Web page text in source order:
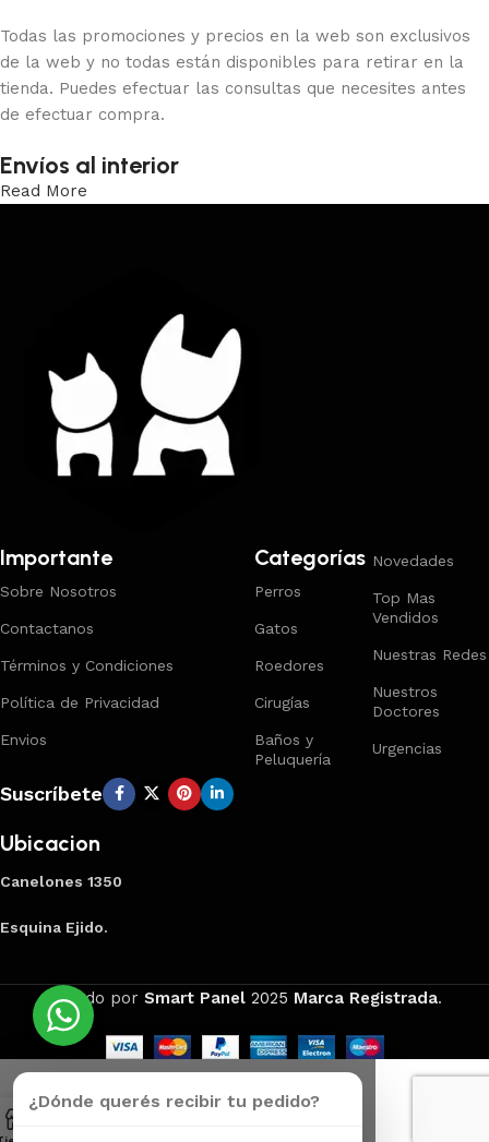
Todas las promociones y precios en la web son exclusivos
de la web y no todas están disponibles para retirar en la
tienda. Puedes efectuar las consultas que necesites antes
de efectuar compra.
Envíos al interior
Read More
Importante
Sobre Nosotros
Contactanos
Términos y Condiciones
Política de Privacidad
Envios
Categorías
Perros
Gatos
Roedores
Cirugías
Baños y
Peluquería
Novedades
Top Mas
Vendidos
Nuestras Redes
Nuestros
Doctores
Urgencias
Suscríbete
Ubicacion
Canelones 1350
Esquina Ejido.
Creado por Smart Panel 2025 Marca Registrada.
¿Dónde querés recibir tu pedido?